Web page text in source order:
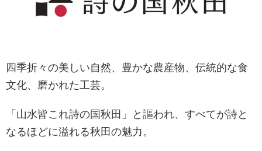
四季折々の美しい自然、豊かな農産物、伝統的な食
文化、磨かれた工芸。
「山水皆これ詩の国秋田」と謳われ、すべてが詩と
なるほどに溢れる秋田の魅力。